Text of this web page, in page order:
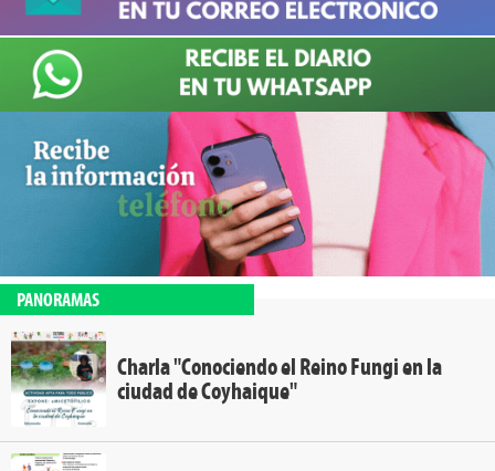
PANORAMAS
Charla "Conociendo el Reino Fungi en la
ciudad de Coyhaique"